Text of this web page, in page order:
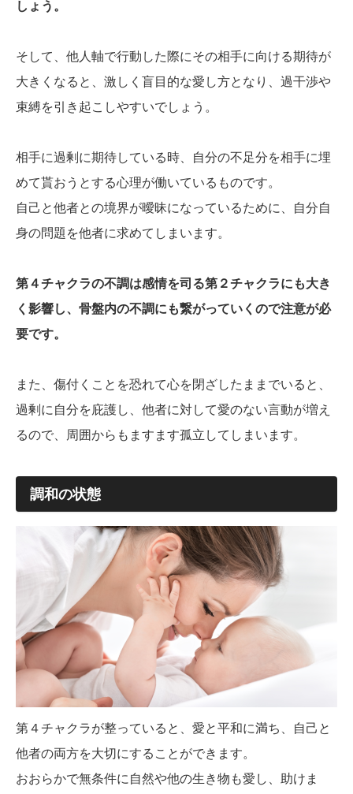
しょう。
そして、他人軸で行動した際にその相手に向ける期待が
大きくなると、激しく盲目的な愛し方となり、過干渉や
束縛を引き起こしやすいでしょう。
相手に過剰に期待している時、自分の不足分を相手に埋
めて貰おうとする心理が働いているものです。
自己と他者との境界が曖昧になっているために、自分自
身の問題を他者に求めてしまいます。
第４チャクラの不調は感情を司る第２チャクラにも大き
く影響し、骨盤内の不調にも繋がっていくので注意が必
要です。
また、傷付くことを恐れて心を閉ざしたままでいると、
過剰に自分を庇護し、他者に対して愛のない言動が増え
るので、周囲からもますます孤立してしまいます。
調和の状態
第４チャクラが整っていると、愛と平和に満ち、自己と
他者の両方を大切にすることができます。
おおらかで無条件に自然や他の生き物も愛し、助けま